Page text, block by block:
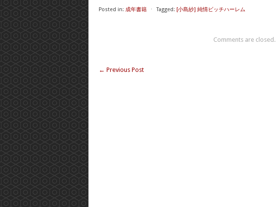
Posted in: 成年書籍 ⋅ Tagged: [小島紗] 純情ビッチハーレム
Comments are closed.
← Previous Post